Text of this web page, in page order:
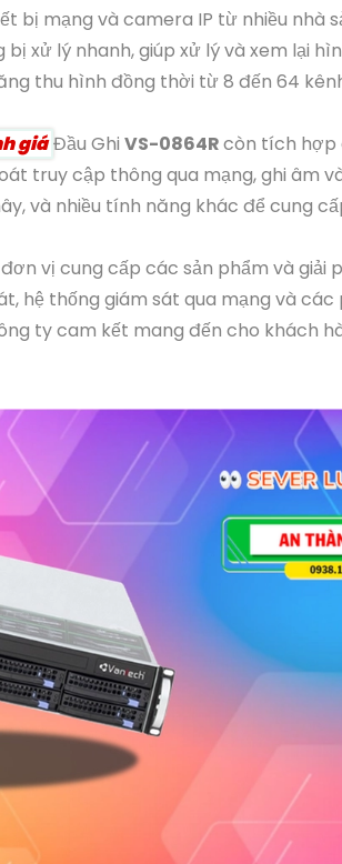
bị mạng và camera IP từ nhiều nhà
xử lý nhanh, giúp xử lý và xem lại
thu hình đồng thời từ 8 đến 64
giáĐầu Ghi VS-0864Rcòn tích hợp
truy cập thông qua mạng, ghi âm
và nhiều tính năng khác để cung
vị cung cấp các sản phẩm và giải
hệ thống giám sát qua mạng và các
ty cam kết mang đến cho khách